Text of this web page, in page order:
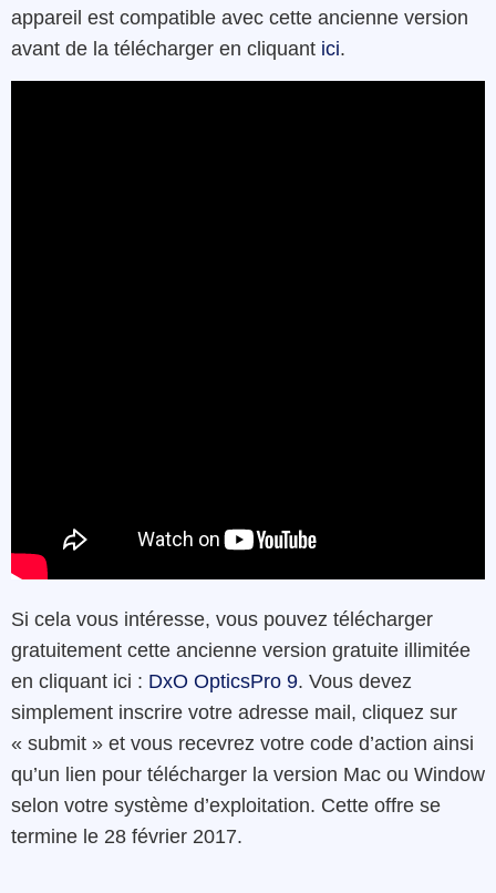
appareil est compatible avec cette ancienne version
avant de la télécharger en cliquant ici.
Si cela vous intéresse, vous pouvez télécharger
gratuitement cette ancienne version gratuite illimitée
en cliquant ici : DxO OpticsPro 9. Vous devez
simplement inscrire votre adresse mail, cliquez sur
« submit » et vous recevrez votre code d’action ainsi
qu’un lien pour télécharger la version Mac ou Window
selon votre système d’exploitation. Cette offre se
termine le 28 février 2017.